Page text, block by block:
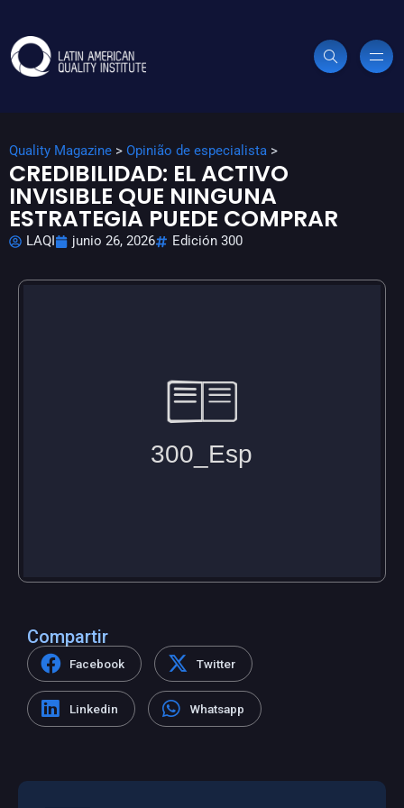
Quality Magazine > Opinião de especialista >
CREDIBILIDAD: EL ACTIVO
INVISIBLE QUE NINGUNA
ESTRATEGIA PUEDE COMPRAR
LAQI junio 26, 2026 Edición 300
Compartir
Facebook Twitter
Linkedin Whatsapp